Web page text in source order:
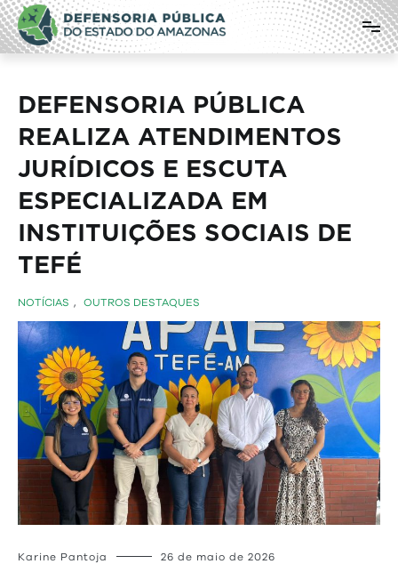
Pular
para
o
conteúdo
Defensoria Pública do Estado do
Amazonas
DEFENSORIA PÚBLICA
REALIZA ATENDIMENTOS
JURÍDICOS E ESCUTA
ESPECIALIZADA EM
INSTITUIÇÕES SOCIAIS DE
TEFÉ
NOTÍCIAS , OUTROS DESTAQUES
Karine Pantoja 26 de maio de 2026